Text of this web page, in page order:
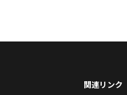
関連リンク